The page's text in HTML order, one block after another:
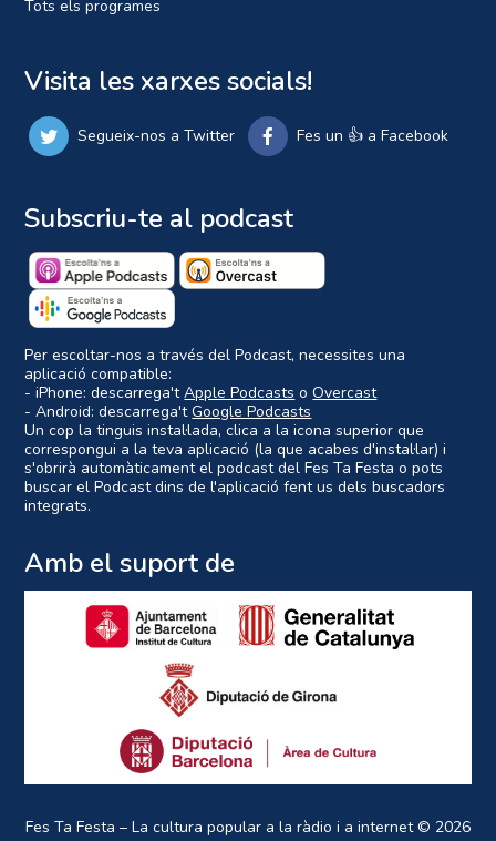
Tots els programes
Visita les xarxes socials!
Segueix-nos a Twitter Fes un 👍 a Facebook
Subscriu-te al podcast
Per escoltar-nos a través del Podcast, necessites una
aplicació compatible:
- iPhone: descarrega'tApple Podcasts oOvercast
- Android: descarrega'tGoogle Podcasts
Un cop la tinguis instal·lada, clica a la icona superior que
correspongui a la teva aplicació (la que acabes d'instal·lar) i
s'obrirà automàticament el podcast del Fes Ta Festa o pots
buscar el Podcast dins de l'aplicació fent us dels buscadors
integrats.
Amb el suport de
Fes Ta Festa – La cultura popular a la ràdio i a internet© 2026